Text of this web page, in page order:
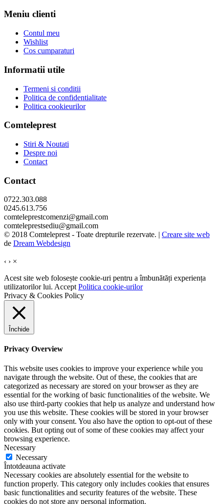
Meniu clienti
Contul meu
Wishlist
Cos cumparaturi
Informatii utile
Termeni si conditii
Politica de confidentialitate
Politica cookieurilor
Comteleprest
Stiri & Noutati
Despre noi
Contact
Contact
0722.303.088
0245.613.756
comteleprestcomenzi@gmail.com
comteleprestsediu@gmail.com
© 2018 Comteleprest - Toate drepturile rezervate. | Creare site web
de Dream Webdesign
‹ › ×
Acest site web folosește cookie-uri pentru a îmbunătăți experiența
utilizatorilor lui. Accept Politica cookie-urilor
Privacy & Cookies Policy
Închide
Privacy Overview
This website uses cookies to improve your experience while you
navigate through the website. Out of these, the cookies that are
categorized as necessary are stored on your browser as they are
essential for the working of basic functionalities of the website. We
also use third-party cookies that help us analyze and understand how
you use this website. These cookies will be stored in your browser
only with your consent. You also have the option to opt-out of these
cookies. But opting out of some of these cookies may affect your
browsing experience.
Necessary
Necessary
Întotdeauna activate
Necessary cookies are absolutely essential for the website to
function properly. This category only includes cookies that ensures
basic functionalities and security features of the website. These
cookies do not store any personal information.